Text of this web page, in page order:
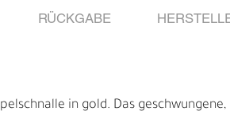
RÜCKGABE
in gold. Das